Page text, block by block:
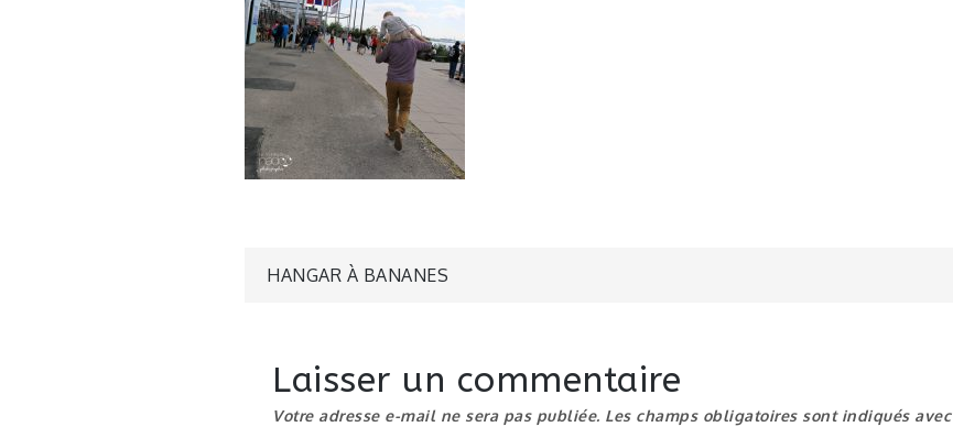
Navigation
l’article
HANGAR À BANANES
Laisser un commentaire
Votre adresse e-mail ne sera pas publiée. Les champs obligatoires sont indiqués avec